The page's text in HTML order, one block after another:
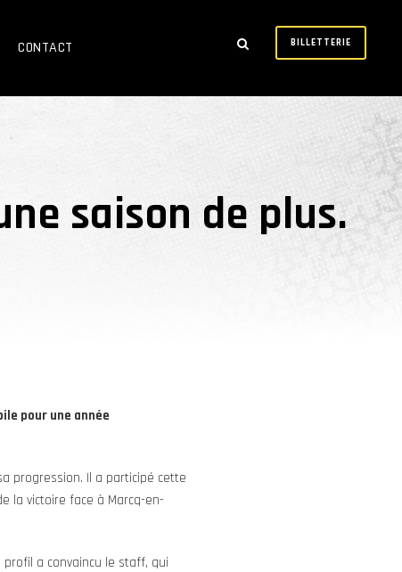
CONTACT BILLETTERIE
saison de plus.
pour une année
progression. Il a participé cette
la victoire face à Marcq-en-
a convaincu le staff, qui